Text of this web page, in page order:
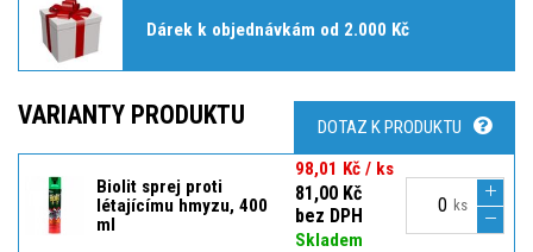
Dárek k objednávkám od 2.000 Kč
VARIANTY PRODUKTU DOTAZ K PRODUKTU
Biolit sprej proti
létajícímu hmyzu, 400
ml
98,01 Kč / ks
81,00 Kč
bez DPH
Skladem
ks